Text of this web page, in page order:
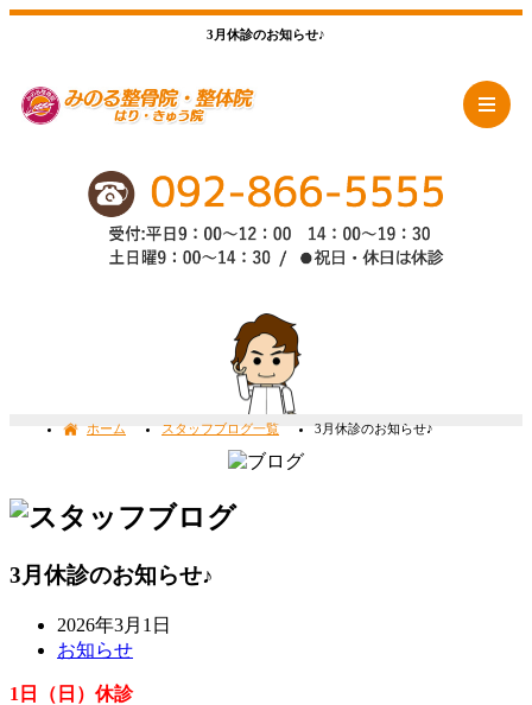
3月休診のお知らせ♪
ホーム スタッフブログ一覧 3月休診のお知らせ♪
3月休診のお知らせ♪
2026年3月1日
お知らせ
1日（日）休診